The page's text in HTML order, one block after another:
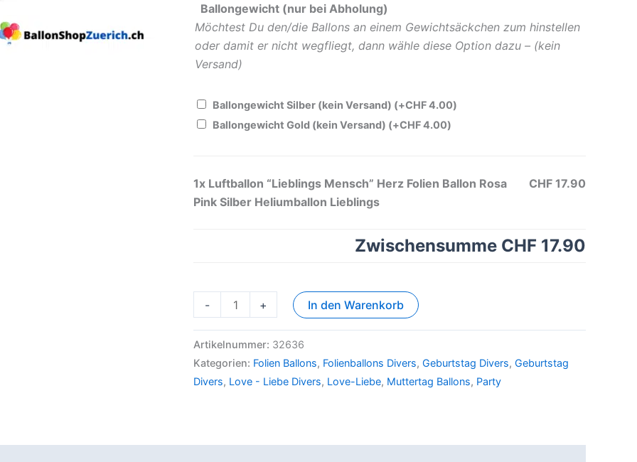
Ballongewicht (nur bei Abholung)
Möchtest Du den/die Ballons an einem Gewichtsäckchen zum hinstellen
oder damit er nicht wegfliegt, dann wähle diese Option dazu – (kein
Versand)
Ballongewicht Silber (kein Versand) (+CHF4.00)
Ballongewicht Gold (kein Versand) (+CHF4.00)
1x Luftballon “Lieblings Mensch” Herz Folien Ballon Rosa
Pink Silber Heliumballon Lieblings
CHF 17.90
Zwischensumme CHF 17.90
- + In den Warenkorb
Artikelnummer: 32636
Kategorien: Folien Ballons, Folienballons Divers, Geburtstag Divers, Geburtstag
Divers, Love - Liebe Divers, Love-Liebe, Muttertag Ballons, Party